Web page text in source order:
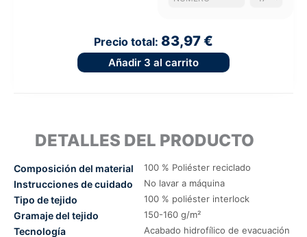
Precio total: 83,97 €
Añadir 3 al carrito
DETALLES DEL PRODUCTO
Composición del material 100 % Poliéster reciclado
Instrucciones de cuidado No lavar a máquina
Tipo de tejido 100 % poliéster interlock
Gramaje del tejido 150-160 g/m²
Tecnología Acabado hidrofílico de evacuación